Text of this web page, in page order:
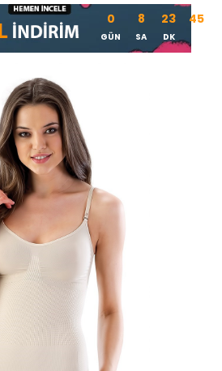
0
GÜN
8
SA
23
DK
45